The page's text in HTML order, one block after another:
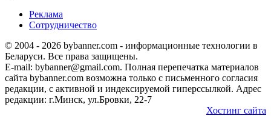
Реклама
Сотрудничество
© 2004 - 2026 bybanner.com - информационные технологии в
Беларуси. Все права защищены.
E-mail: bybanner@gmail.com. Полная перепечатка материалов
сайта bybanner.com возможна только с письменного согласия
редакции, с активной и индексируемой гиперссылкой. Адрес
редакции: г.Минск, ул.Бровки, 22-7
Хостинг сайта